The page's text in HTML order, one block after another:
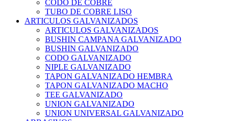
CODO DE COBRE
TUBO DE COBRE LISO
ARTICULOS GALVANIZADOS
ARTICULOS GALVANIZADOS
BUSHIN CAMPANA GALVANIZADO
BUSHIN GALVANIZADO
CODO GALVANIZADO
NIPLE GALVANIZADO
TAPON GALVANIZADO HEMBRA
TAPON GALVANIZADO MACHO
TEE GALVANIZADO
UNION GALVANIZADO
UNION UNIVERSAL GALVANIZADO